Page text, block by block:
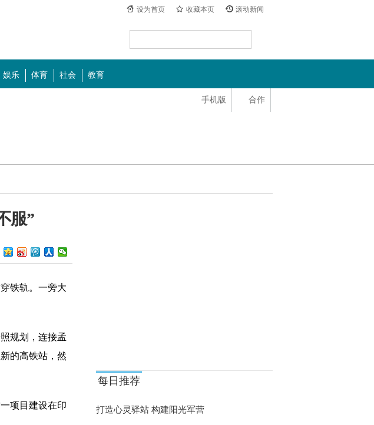
设为首页 收藏本页 滚动新闻
娱乐 体育 社会 教育
合作
手机版
服”
铁轨。一旁大
规划，连接孟
的高铁站，然
项目建设在印
每日推荐
打造心灵驿站 构建阳光军营